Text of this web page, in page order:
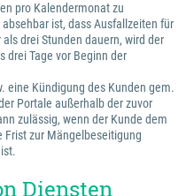
pro Kalendermonat zu
ist, dass Ausfallzeiten für
drei Stunden dauern, wird der
drei Tage vor Beginn der
eine Kündigung des Kunden gem.
Portale außerhalb der zuvor
zulässig, wenn der Kunde dem
zur Mängelbeseitigung
Diensten